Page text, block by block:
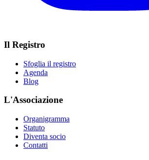
Il Registro
Sfoglia il registro
Agenda
Blog
L'Associazione
Organigramma
Statuto
Diventa socio
Contatti